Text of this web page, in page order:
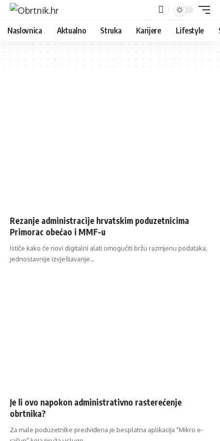
Naslovnica Aktualno Struka Karijere Lifestyle
Rezanje administracije hrvatskim poduzetnicima
Primorac obećao i MMF-u
Ističe kako će novi digitalni alati omogućiti bržu razmjenu podataka,
jednostavnije izvještavanje…
Je li ovo napokon administrativno rasterećenje
obrtnika?
Za male poduzetnike predviđena je besplatna aplikacija "Mikro e-